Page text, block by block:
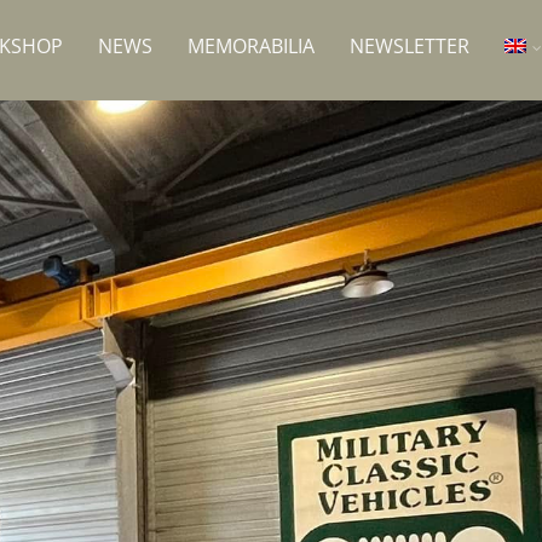
NEWS MEMORABILIA NEWSLETTER